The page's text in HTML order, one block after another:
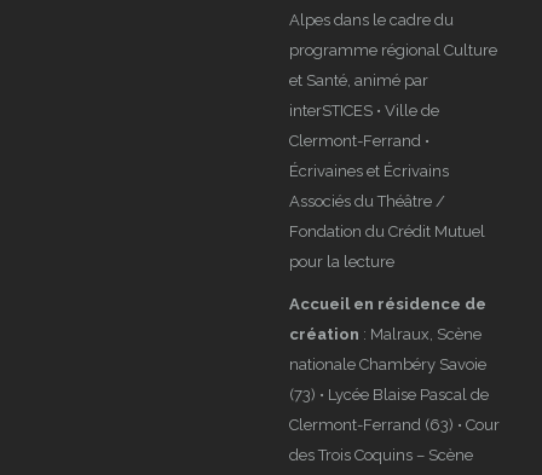
Alpes dans le cadre du
programme régional Culture
et Santé, animé par
interSTICES • Ville de
Clermont-Ferrand •
Écrivaines et Écrivains
Associés du Théâtre /
Fondation du Crédit Mutuel
pour la lecture
Accueil en résidence de
création : Malraux, Scène
nationale Chambéry Savoie
(73) • Lycée Blaise Pascal de
Clermont-Ferrand (63) • Cour
des Trois Coquins – Scène